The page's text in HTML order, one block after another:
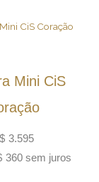
Mini CiS
3.595
360 sem juros